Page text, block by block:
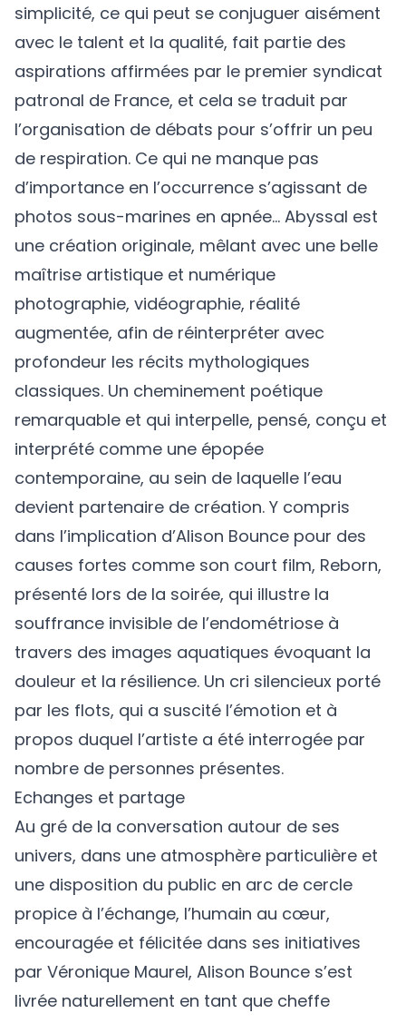
simplicité, ce qui peut se conjuguer aisément
avec le talent et la qualité, fait partie des
aspirations affirmées par le premier syndicat
patronal de France, et cela se traduit par
l’organisation de débats pour s’offrir un peu
de respiration. Ce qui ne manque pas
d’importance en l’occurrence s’agissant de
photos sous-marines en apnée… Abyssal est
une création originale, mêlant avec une belle
maîtrise artistique et numérique
photographie, vidéographie, réalité
augmentée, afin de réinterpréter avec
profondeur les récits mythologiques
classiques. Un cheminement poétique
remarquable et qui interpelle, pensé, conçu et
interprété comme une épopée
contemporaine, au sein de laquelle l’eau
devient partenaire de création. Y compris
dans l’implication d’Alison Bounce pour des
causes fortes comme son court film, Reborn,
présenté lors de la soirée, qui illustre la
souffrance invisible de l’endométriose à
travers des images aquatiques évoquant la
douleur et la résilience. Un cri silencieux porté
par les flots, qui a suscité l’émotion et à
propos duquel l’artiste a été interrogée par
nombre de personnes présentes.
Echanges et partage
Au gré de la conversation autour de ses
univers, dans une atmosphère particulière et
une disposition du public en arc de cercle
propice à l’échange, l’humain au cœur,
encouragée et félicitée dans ses initiatives
par Véronique Maurel, Alison Bounce s’est
livrée naturellement en tant que cheffe